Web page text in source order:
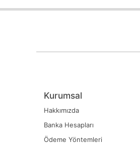
Kurumsal
Hakkımızda
Banka Hesapları
Ödeme Yöntemleri